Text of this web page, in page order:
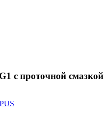
с проточной смазкой